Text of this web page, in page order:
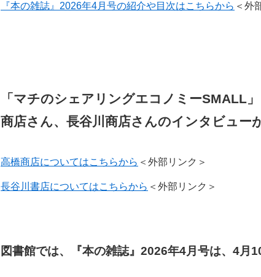
『本の雑誌』2026年4月号の紹介や目次はこちらから ＜外
「マチのシェアリングエコノミーSMALL
商店さん、長谷川商店さんのインタビュー
高橋商店についてはこちらから ＜外部リンク＞
長谷川書店についてはこちらから ＜外部リンク＞
図書館では、『本の雑誌』2026年4月号は、4月